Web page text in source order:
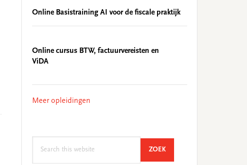
Online Basistraining AI voor de fiscale praktijk
Online cursus BTW, factuurvereisten en
ViDA
Meer opleidingen
ZOEKSEARCH